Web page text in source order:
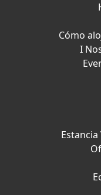
Cómo
I